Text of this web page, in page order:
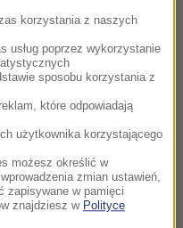
od RMF24?dodaj w
korzystania z naszych
usług poprzez wykorzystanie
sposobu korzystania z
które odpowiadają
użytkownika korzystającego
możesz określić w
zmian ustawień,
zapisywane w pamięci
znajdziesz w Polityce